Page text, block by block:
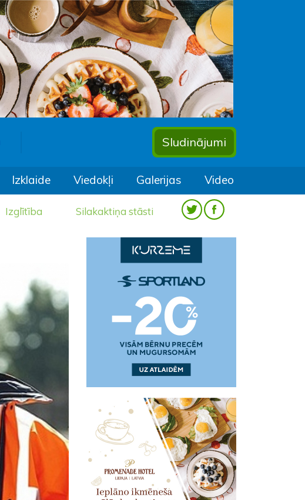
Sludinājumi
Izklaide Viedokļi Galerijas Video
Izglītība Silakaktiņa stāsti